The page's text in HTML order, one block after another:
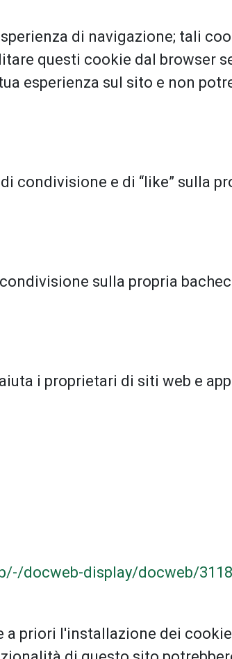
di navigazione; tali
questi cookie dal browser
esperienza sul sito e non
e di “like” sulla
sulla propria
i proprietari di siti web e
docweb-display/docweb/
priori l'installazione dei